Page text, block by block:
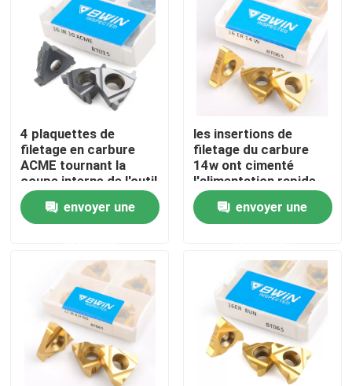
Maison
Des produits
À propos de nous
Visite de l'usine
4 plaquettes de
filetage en carbure
ACME tournant la
coupe interne de l'outil
de tour CNC en métal
envoyer une
les insertions de
filetage du carbure
14w ont cimenté
l'alimentation rapide
en acier de tungstène
envoyer une